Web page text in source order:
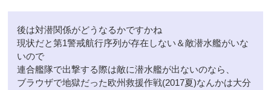
後は対潜関係がどうなるかですかね
現状だと第1警戒航行序列が存在しない＆敵潜水艦がいな
いので
連合艦隊で出撃する際は敵に潜水艦が出ないのなら、
ブラウザで地獄だった欧州救援作戦(2017夏)なんかは大分